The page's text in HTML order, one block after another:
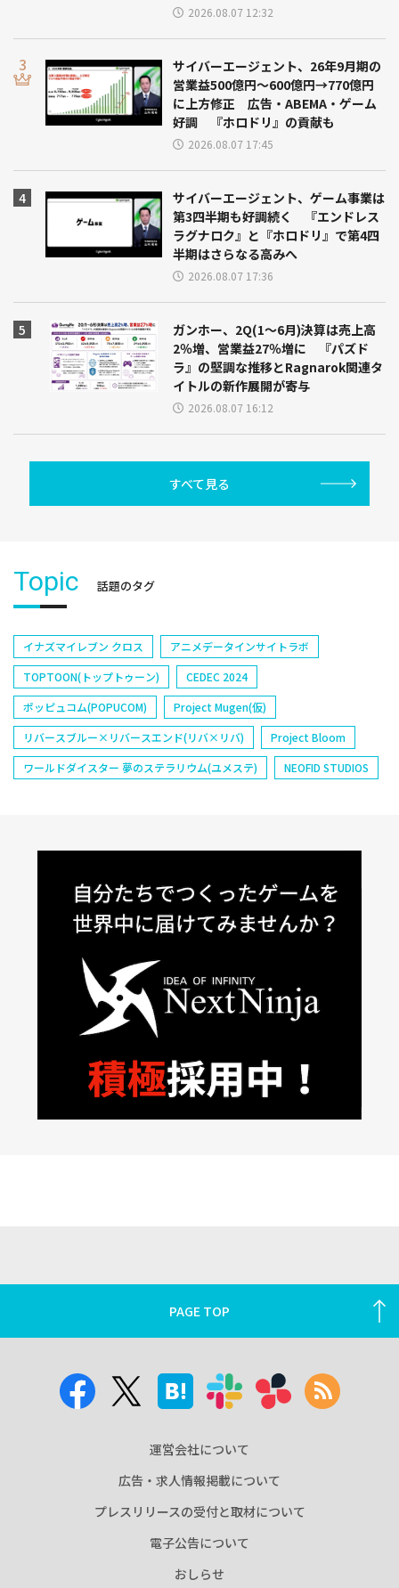
2026.08.07 12:32
サイバーエージェント、26年9月期の
営業益500億円～600億円→770億円
に上方修正 広告・ABEMA・ゲーム
好調 『ホロドリ』の貢献も
2026.08.07 17:45
サイバーエージェント、ゲーム事業は
第3四半期も好調続く 『エンドレス
ラグナロク』と『ホロドリ』で第4四
半期はさらなる高みへ
2026.08.07 17:36
ガンホー、2Q(1～6月)決算は売上高
2％増、営業益27％増に 『パズド
ラ』の堅調な推移とRagnarok関連タ
イトルの新作展開が寄与
2026.08.07 16:12
すべて見る
Topic 話題のタグ
イナズマイレブン クロス
アニメデータインサイトラボ
TOPTOON(トップトゥーン)
CEDEC 2024
ポッピュコム(POPUCOM)
Project Mugen(仮)
リバースブルー×リバースエンド(リバ×リバ)
Project Bloom
ワールドダイスター 夢のステラリウム(ユメステ)
NEOFID STUDIOS
PAGE TOP
運営会社について
広告・求人情報掲載について
プレスリリースの受付と取材について
電子公告について
おしらせ